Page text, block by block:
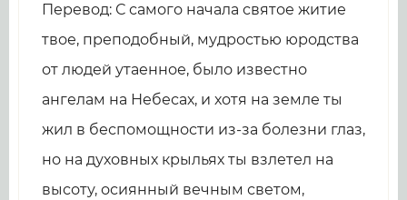
Перевод: С самого начала святое житие
твое, преподобный, мудростью юродства
от людей утаенное, было известно
ангелам на Небесах, и хотя на земле ты
жил в беспомощности из-за болезни глаз,
но на духовных крыльях ты взлетел на
высоту, осиянный вечным светом,